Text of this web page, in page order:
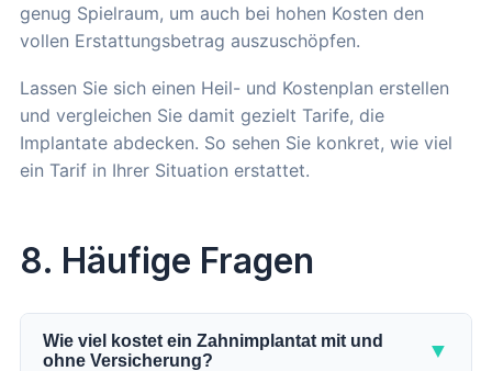
genug Spielraum, um auch bei hohen Kosten den
vollen Erstattungsbetrag auszuschöpfen.
Lassen Sie sich einen Heil- und Kostenplan erstellen
und vergleichen Sie damit gezielt Tarife, die
Implantate abdecken. So sehen Sie konkret, wie viel
ein Tarif in Ihrer Situation erstattet.
8. Häufige Fragen
Wie viel kostet ein Zahnimplantat mit und
ohne Versicherung?
▼